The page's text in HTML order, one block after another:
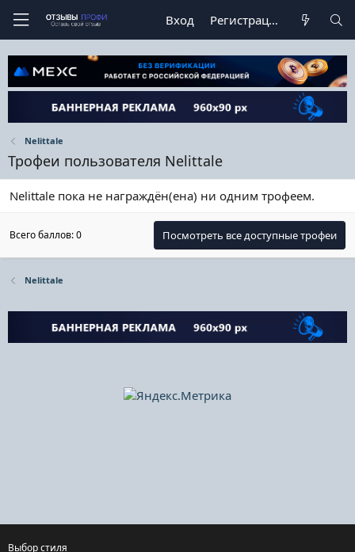
Вход Регистрация
Nelittale
Трофеи пользователя Nelittale
Nelittale пока не награждён(ена) ни одним трофеем.
Всего баллов: 0 Посмотреть все доступные трофеи
Nelittale
Выбор стиля